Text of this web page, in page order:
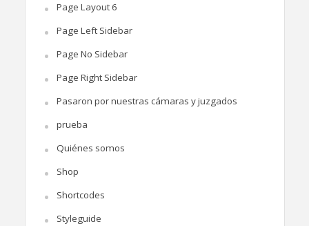
Page Layout 6
Page Left Sidebar
Page No Sidebar
Page Right Sidebar
Pasaron por nuestras cámaras y juzgados
prueba
Quiénes somos
Shop
Shortcodes
Styleguide